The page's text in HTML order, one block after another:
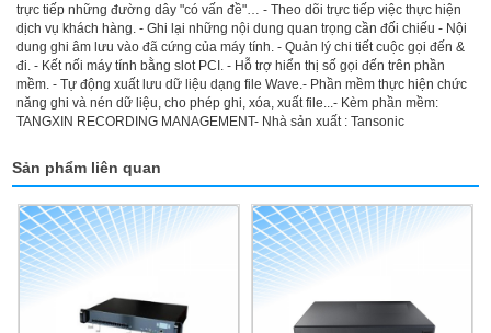
trực tiếp những đường dây "có vấn đề"… - Theo dõi trực tiếp việc thực hiện
dịch vụ khách hàng. - Ghi lại những nội dung quan trọng cần đối chiếu - Nội
dung ghi âm lưu vào đã cứng của máy tính. - Quản lý chi tiết cuộc gọi đến &
đi. - Kết nối máy tính bằng slot PCI. - Hỗ trợ hiển thị số gọi đến trên phần
mềm. - Tự động xuất lưu dữ liệu dạng file Wave.- Phần mềm thực hiện chức
năng ghi và nén dữ liệu, cho phép ghi, xóa, xuất file...- Kèm phần mềm:
TANGXIN RECORDING MANAGEMENT- Nhà sản xuất : Tansonic
Sản phẩm liên quan